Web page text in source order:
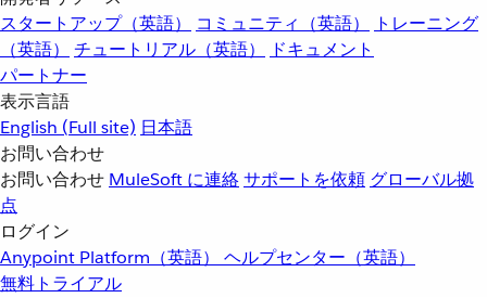
スタートアップ（英語）
コミュニティ（英語）
トレーニング
（英語）
チュートリアル（英語）
ドキュメント
パートナー
表示言語
English (Full site) 日本語
お問い合わせ
お問い合わせ MuleSoft に連絡サポートを依頼 グローバル拠
点
ログイン
Anypoint Platform（英語） ヘルプセンター（英語）
無料トライアル